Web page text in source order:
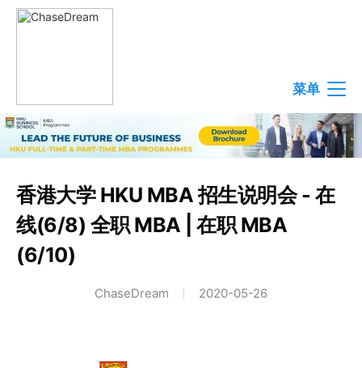
菜单
香港大学 HKU MBA 招生说明会 - 在
线(6/8) 全职 MBA | 在职 MBA
(6/10)
ChaseDream 2020-05-26